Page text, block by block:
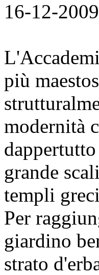
16-12-2009
più
modernità
grande
templi
Per
giardino
strato